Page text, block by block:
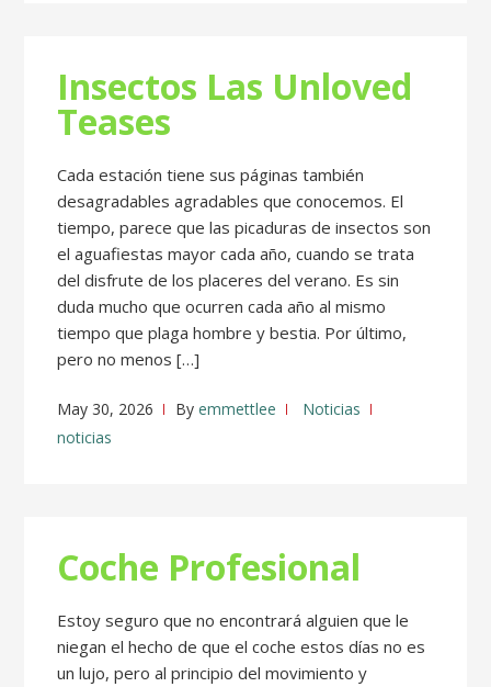
Insectos Las Unloved
Teases
Cada estación tiene sus páginas también
desagradables agradables que conocemos. El
tiempo, parece que las picaduras de insectos son
el aguafiestas mayor cada año, cuando se trata
del disfrute de los placeres del verano. Es sin
duda mucho que ocurren cada año al mismo
tiempo que plaga hombre y bestia. Por último,
pero no menos […]
May 30, 2026 Byemmettlee
Noticias
noticias
Coche Profesional
Estoy seguro que no encontrará alguien que le
niegan el hecho de que el coche estos días no es
un lujo, pero al principio del movimiento y